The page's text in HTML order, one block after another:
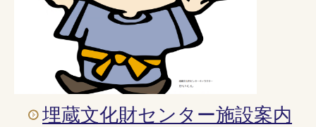
埋蔵文化財センター施設案内